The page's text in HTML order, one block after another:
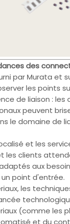
des
par Murata
les points
de liaison :
peuvent
le domaine de
et les
les clients
aux
point d'entrée.
les
(comme
et du